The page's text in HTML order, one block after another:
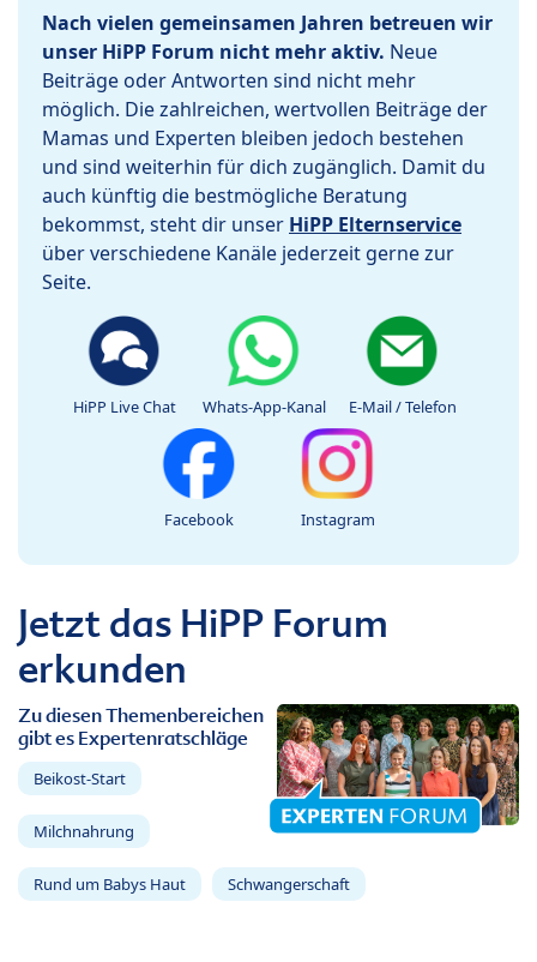
Nach vielen gemeinsamen Jahren betreuen wir
unser HiPP Forum nicht mehr aktiv. Neue
Beiträge oder Antworten sind nicht mehr
möglich. Die zahlreichen, wertvollen Beiträge der
Mamas und Experten bleiben jedoch bestehen
und sind weiterhin für dich zugänglich. Damit du
auch künftig die bestmögliche Beratung
bekommst, steht dir unser HiPP Elternservice
über verschiedene Kanäle jederzeit gerne zur
Seite.
HiPP Live Chat Whats-App-Kanal E-Mail / Telefon
Facebook Instagram
Jetzt das HiPP Forum
erkunden
Zu diesen Themenbereichen
gibt es Expertenratschläge
Beikost-Start
Milchnahrung
Rund um Babys Haut Schwangerschaft